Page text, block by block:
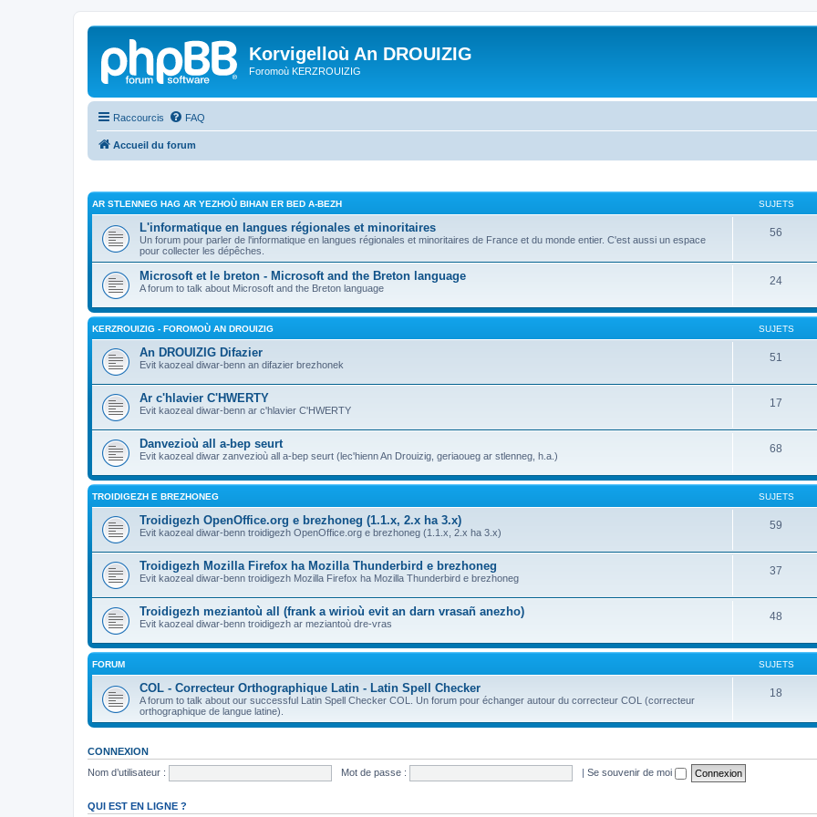
Korvigelloù An DROUIZIG
Foromoù KERZROUIZIG
Raccourcis FAQ
Accueil du forum
AR STLENNEG HAG AR YEZHOÙ BIHAN ER BED A-BEZH SUJETS
L'informatique en langues régionales et minoritaires
Un forum pour parler de l'informatique en langues régionales et minoritaires de France et du monde entier. C'est aussi un espace
pour collecter les dépêches.
56
Microsoft et le breton - Microsoft and the Breton language
A forum to talk about Microsoft and the Breton language
24
KERZROUIZIG - FOROMOÙ AN DROUIZIG SUJETS
An DROUIZIG Difazier
Evit kaozeal diwar-benn an difazier brezhonek
51
Ar c'hlavier C'HWERTY
Evit kaozeal diwar-benn ar c'hlavier C'HWERTY
17
Danvezioù all a-bep seurt
Evit kaozeal diwar zanvezioù all a-bep seurt (lec'hienn An Drouizig, geriaoueg ar stlenneg, h.a.)
68
TROIDIGEZH E BREZHONEG SUJETS
Troidigezh OpenOffice.org e brezhoneg (1.1.x, 2.x ha 3.x)
Evit kaozeal diwar-benn troidigezh OpenOffice.org e brezhoneg (1.1.x, 2.x ha 3.x)
59
Troidigezh Mozilla Firefox ha Mozilla Thunderbird e brezhoneg
Evit kaozeal diwar-benn troidigezh Mozilla Firefox ha Mozilla Thunderbird e brezhoneg
37
Troidigezh meziantoù all (frank a wirioù evit an darn vrasañ anezho)
Evit kaozeal diwar-benn troidigezh ar meziantoù dre-vras
48
FORUM SUJETS
COL - Correcteur Orthographique Latin - Latin Spell Checker
A forum to talk about our successful Latin Spell Checker COL. Un forum pour échanger autour du correcteur COL (correcteur
orthographique de langue latine).
18
CONNEXION
Nom d’utilisateur :
Mot de passe : | Se souvenir de moi
QUI EST EN LIGNE ?